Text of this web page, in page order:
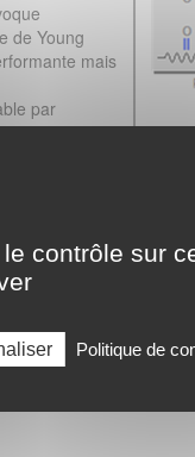
de Young
mais
par
L'approche
contrôle sur
Politique de